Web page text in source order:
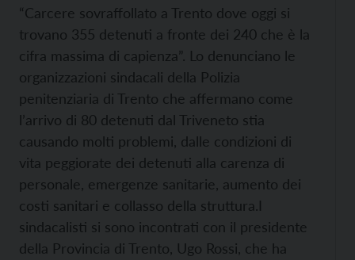
“Carcere sovraffollato a Trento dove oggi si
trovano 355 detenuti a fronte dei 240 che è la
cifra massima di capienza”. Lo denunciano le
organizzazioni sindacali della Polizia
penitenziaria di Trento che affermano come
l’arrivo di 80 detenuti dal Triveneto stia
causando molti problemi, dalle condizioni di
vita peggiorate dei detenuti alla carenza di
personale, emergenze sanitarie, aumento dei
costi sanitari e collasso della struttura.I
sindacalisti si sono incontrati con il presidente
della Provincia di Trento, Ugo Rossi, che ha